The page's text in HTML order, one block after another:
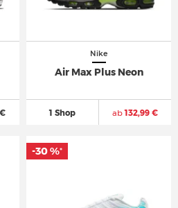
Nike
Air Max Plus Neon
1 Shop ab132,99 €
-30 %*
-30 %*